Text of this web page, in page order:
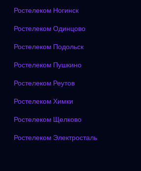
Ростелеком Ногинск
Ростелеком Одинцово
Ростелеком Подольск
Ростелеком Пушкино
Ростелеком Реутов
Ростелеком Химки
Ростелеком Щелково
Ростелеком Электросталь